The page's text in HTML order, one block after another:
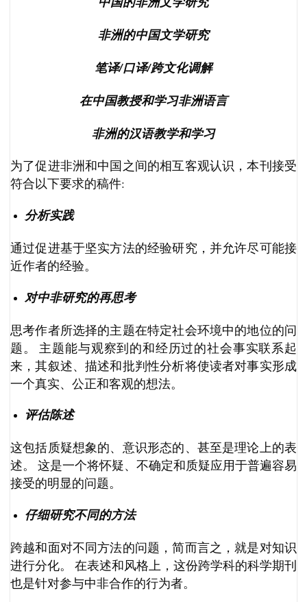
非洲的中国文学研究
笔译/口译/跨文化调解
在中国教授和学习非洲语言
非洲的汉语教学和学习
为了促进非洲和中国之间的相互客观认识，本刊接受
符合以下要求的稿件:
分析实践
通过促进基于坚实方法的经验研究，并允许尽可能接
近作者的经验。
对中非研究的再思考
思考作者所选择的主题在特定社会环境中的地位的问
题。 主题能与观察到的和经历过的社会事实联系起
来，其叙述、描述和批判性分析将使读者对事实形成
一个真实、公正和客观的想法。
评估陈述
这包括质疑想象的、意识形态的、甚至是理论上的表
述。 这是一个将怀疑、不确定和质疑应用于普遍容易
接受的明显的问题。
仔细研究不同的方法
跨越和面对不同方法的问题，简而言之，就是对知识
进行分化。 在表述和风格上，这份跨学科的科学期刊
也是针对参与中非合作的行为者。